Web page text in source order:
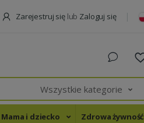
Zarejestruj się lub Zaloguj się
Wszystkie kategorie
Mama i dziecko Zdrowa żywność